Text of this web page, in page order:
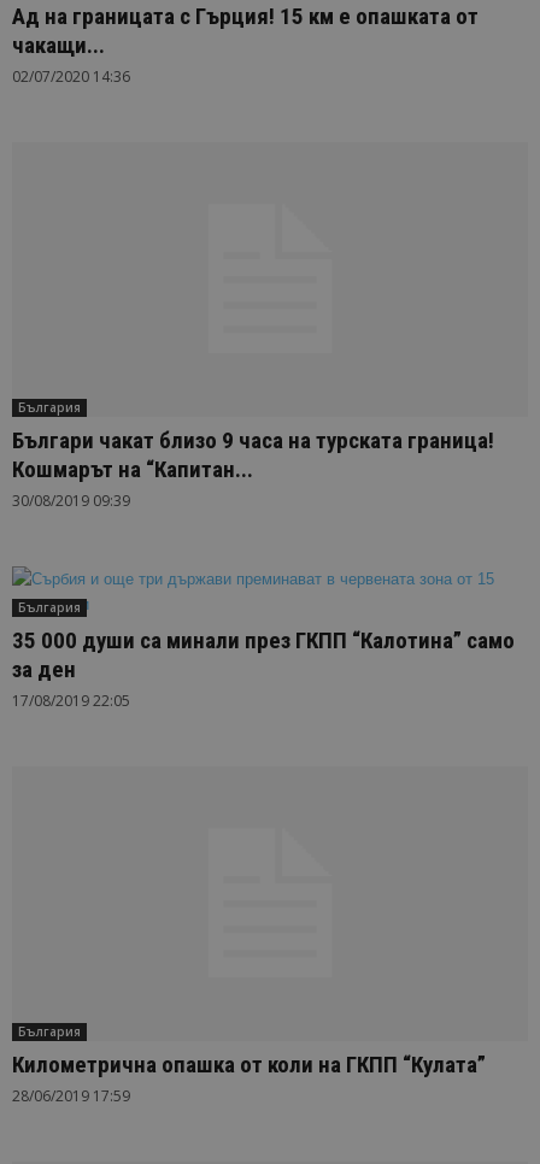
Ад на границата с Гърция! 15 км e опашката от
чакащи...
02/07/2020 14:36
България
Българи чакат близо 9 часа на турската граница!
Кошмарът на “Капитан...
30/08/2019 09:39
България
35 000 души са минали през ГКПП “Калотина” само
за ден
17/08/2019 22:05
България
Километрична опашка от коли на ГКПП “Кулата”
28/06/2019 17:59